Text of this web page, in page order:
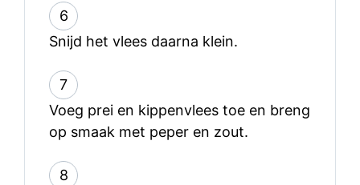
6
Snijd het vlees daarna klein.
7
Voeg prei en kippenvlees toe en breng
op smaak met peper en zout.
8